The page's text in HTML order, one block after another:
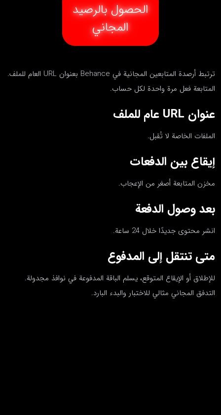
الحصول بالرصيد
المجاني
ترتبط أرصدة المتابعين المجانية في Behance بعنوان URL العام للملف.
المتابعة فعل مرة واحدة لكل حساب.
عنوان URL عام للملف
الملفات الخاصة لا تُقبل.
إيقاع بين الدفعات
مخزن المتابعة أصغر من الإعجاب.
بعد وصول الدفعة
انشر محتوى جديدًا خلال 24 ساعة.
متى تنتقل إلى المدفوع
للإطلاق أو الإيقاع المتوقع، يسلم الباقة المدفوعة في نوافذ مجدولة.
التدفق المجاني مثالي للاختبار والبدء البارد.